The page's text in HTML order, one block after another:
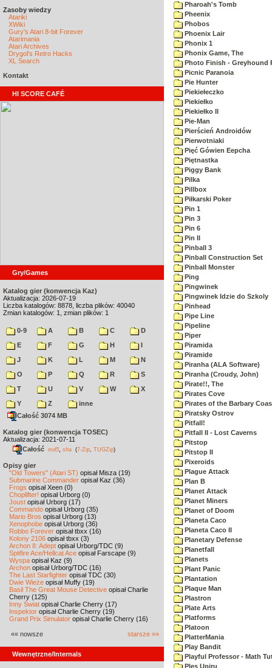
Zasoby wiedzy
Atariki
XWiki
Gury's Atari 8-bit Forever
Atarimania
Atari Archives
Drygol's Retro Hacks
XL Search
Kontakt
HI SCORE CAFÉ
Gry/Games
Katalog gier (konwencja Kaz)
Aktualizacja: 2026-07-19
Liczba katalogów: 8878, liczba plików: 40040
Zmian katalogów: 1, zmian plików: 1
0-9 A B C
D
E
F G H
I
J
K L M
N
O
P Q R
S
T
U V W
X
Y
Z
inne
Całość 3074 MB
Katalog gier (konwencja TOSEC)
Aktualizacja: 2021-07-11
Całość md5 sha (7-Zip TUGZip)
Opisy gier
"Old Towers" (Atari ST) opisał Misza (19)
Submarine Commander opisał Kaz (36)
Frogs opisał Xeen (0)
Choplifter! opisał Urborg (0)
Joust opisał Urborg (17)
Commando opisał Urborg (35)
Mario Bros opisał Urborg (13)
Xenophobe opisał Urborg (36)
Robbo Forever opisał tbxx (16)
Kolony 2106 opisał tbxx (3)
Archon II: Adept opisał Urborg/TDC (9)
Spitfire Ace/Hellcat Ace opisał Farscape (9)
Wyspa opisał Kaz (9)
Archon opisał Urborg/TDC (16)
The Last Starfighter opisał TDC (30)
Dwie Wieże opisał Muffy (19)
Basil The Great Mouse Detective opisał Charlie
Cherry (125)
Inny Świat opisał Charlie Cherry (17)
Inspektor opisał Charlie Cherry (19)
Grand Prix Simulator opisał Charlie Cherry (16)
«« nowsze starsze »»
Wewnętrzne/Internals
Pharoah's Tomb
Pheenix
Phobos
Phoenix Lair
Phonix 1
Phonix Game, The
Photo Finish - Greyhound
Picnic Paranoia
Pie Hunter
Piekiełeczko
Piekiełko
Piekiełko II
Pie-Man
Pierścień Androidów
Pierwotniaki
Pięć Gówien Eepcha
Piętnastka
Piggy Bank
Pilka
Pillbox
Piłkarski Poker
Pin 1
Pin 3
Pin 6
Pin II
Pinball 3
Pinball Construction Set
Pinball Monster
Ping
Pingwinek
Pingwinek Idzie do Szkoly
Pinhead
Pipe Line
Pipeline
Piper
Piramida
Piramide
Piranha (ALA Software)
Piranha (Croudy, John)
Pirate!!, The
Pirates Cove
Pirates of the Barbary
Piratsky Ostrov
Pitfall!
Pitfall II - Lost Caverns
Pitstop
Pitstop II
Pixeroids
Plague Attack
Plan B
Planet Attack
Planet Miners
Planet of Doom
Planeta Caco
Planeta Caco II
Planetary Defense
Planetfall
Planets
Plant Panic
Plantation
Plaque Man
Plastron
Plate Arts
Platforms
Platoon
PlatterMania
Play Bandit
Playful Professor - Math
Ples Upiru